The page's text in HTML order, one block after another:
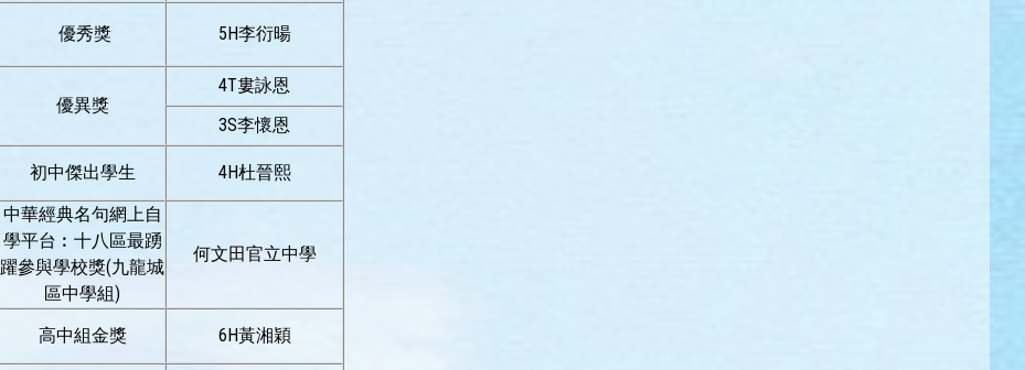
優秀獎 5H李衍暘
優異獎
4T婁詠恩
3S李懷恩
初中傑出學生 4H杜晉熙
中華經典名句網上自
學平台︰十八區最踴
躍參與學校獎(九龍城
區中學組)
何文田官立中學
高中組金獎 6H黃湘穎